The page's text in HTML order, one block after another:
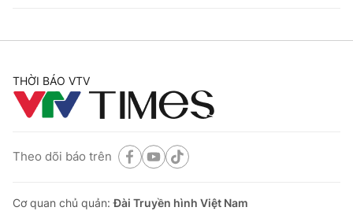
THỜI BÁO VTV
Theo dõi báo trên
Cơ quan chủ quản:Đài Truyền hình Việt Nam